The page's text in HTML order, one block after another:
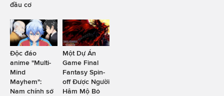
đầu cơ
Độc đáo
anime "Multi-
Mind
Mayhem":
Nam chính sở
Một Dự Án
Game Final
Fantasy Spin-
off Được Người
Hâm Mộ Bỏ